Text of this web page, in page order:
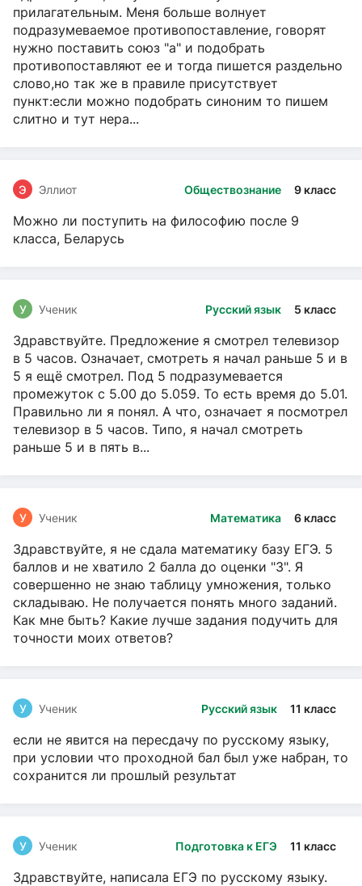
прилагательным. Меня больше волнует
подразумеваемое противопоставление, говорят
нужно поставить союз "а" и подобрать
противопоставляют ее и тогда пишется раздельно
слово,но так же в правиле присутствует
пункт:если можно подобрать синоним то пишем
слитно и тут нера...
Обществознание 9 класс
Э Эллиот
Можно ли поступить на философию после 9
класса, Беларусь
Русский язык 5 класс
У Ученик
Здравствуйте. Предложение я смотрел телевизор
в 5 часов. Означает, смотреть я начал раньше 5 и в
5 я ещё смотрел. Под 5 подразумевается
промежуток с 5.00 до 5.059. То есть время до 5.01.
Правильно ли я понял. А что, означает я посмотрел
телевизор в 5 часов. Типо, я начал смотреть
раньше 5 и в пять в...
Математика 6 класс
У Ученик
Здравствуйте, я не сдала математику базу ЕГЭ. 5
баллов и не хватило 2 балла до оценки "3". Я
совершенно не знаю таблицу умножения, только
складываю. Не получается понять много заданий.
Как мне быть? Какие лучше задания подучить для
точности моих ответов?
Русский язык 11 класс
У Ученик
если не явится на пересдачу по русскому языку,
при условии что проходной бал был уже набран, то
сохранится ли прошлый результат
Подготовка к ЕГЭ 11 класс
У Ученик
Здравствуйте, написала ЕГЭ по русскому языку.